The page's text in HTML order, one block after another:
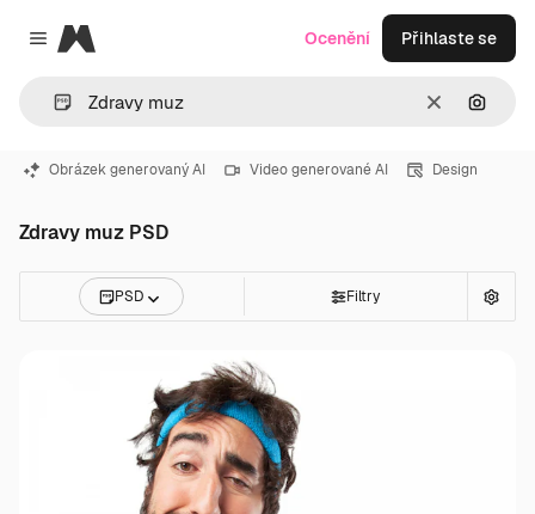
Close menu
Magnific
ZrušitHledat
Ocenění Přihlaste se
Obrázek generovaný AI Video generované AI Design
Zdravy muz PSD
PSD Filtry